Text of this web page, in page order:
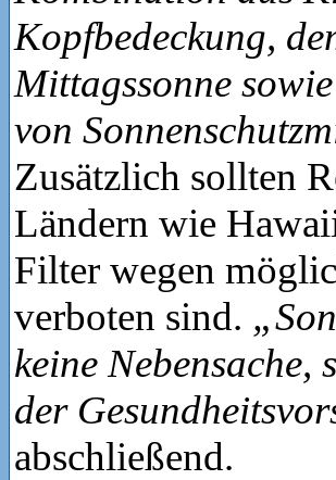
Kopfbedeckung,
Mittagssonne
von
Zusätzlich sollten
Ländern wie
Filter wegen
verboten sind.
keine
der
abschließend.